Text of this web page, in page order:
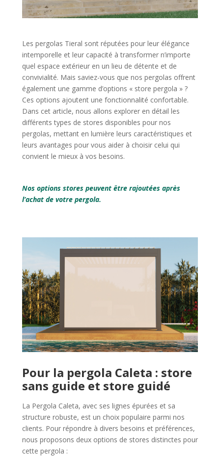
Les pergolas Tieral sont réputées pour leur élégance
intemporelle et leur capacité à transformer n’importe
quel espace extérieur en un lieu de détente et de
convivialité. Mais saviez-vous que nos pergolas offrent
également une gamme d’options « store pergola » ?
Ces options ajoutent une fonctionnalité confortable.
Dans cet article, nous allons explorer en détail les
différents types de stores disponibles pour nos
pergolas, mettant en lumière leurs caractéristiques et
leurs avantages pour vous aider à choisir celui qui
convient le mieux à vos besoins.
Nos options stores peuvent être rajoutées après
l’achat de votre pergola.
Pour la pergola Caleta : store
sans guide et store guidé
La Pergola Caleta, avec ses lignes épurées et sa
structure robuste, est un choix populaire parmi nos
clients. Pour répondre à divers besoins et préférences,
nous proposons deux options de stores distinctes pour
cette pergola :